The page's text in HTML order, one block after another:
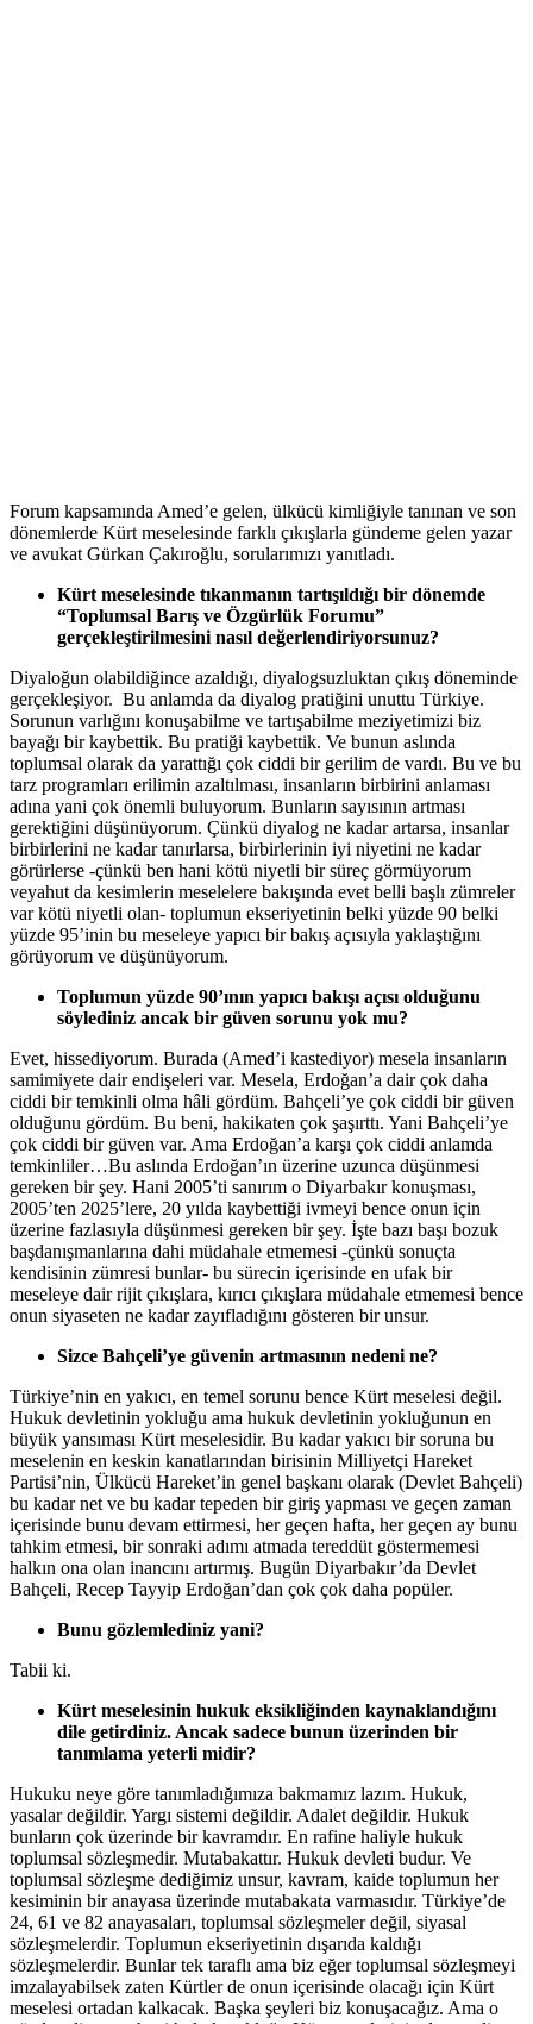
Forum kapsamında Amed’e gelen, ülkücü kimliğiyle tanınan ve son
dönemlerde Kürt meselesinde farklı çıkışlarla gündeme gelen yazar
ve avukat Gürkan Çakıroğlu, sorularımızı yanıtladı.
Kürt meselesinde tıkanmanın tartışıldığı bir dönemde
“Toplumsal Barış ve Özgürlük Forumu”
gerçekleştirilmesini nasıl değerlendiriyorsunuz?
Diyaloğun olabildiğince azaldığı, diyalogsuzluktan çıkış döneminde
gerçekleşiyor. Bu anlamda da diyalog pratiğini unuttu Türkiye.
Sorunun varlığını konuşabilme ve tartışabilme meziyetimizi biz
bayağı bir kaybettik. Bu pratiği kaybettik. Ve bunun aslında
toplumsal olarak da yarattığı çok ciddi bir gerilim de vardı. Bu ve bu
tarz programları erilimin azaltılması, insanların birbirini anlaması
adına yani çok önemli buluyorum. Bunların sayısının artması
gerektiğini düşünüyorum. Çünkü diyalog ne kadar artarsa, insanlar
birbirlerini ne kadar tanırlarsa, birbirlerinin iyi niyetini ne kadar
görürlerse -çünkü ben hani kötü niyetli bir süreç görmüyorum
veyahut da kesimlerin meselelere bakışında evet belli başlı zümreler
var kötü niyetli olan- toplumun ekseriyetinin belki yüzde 90 belki
yüzde 95’inin bu meseleye yapıcı bir bakış açısıyla yaklaştığını
görüyorum ve düşünüyorum.
Toplumun yüzde 90’ının yapıcı bakışı açısı olduğunu
söylediniz ancak bir güven sorunu yok mu?
Evet, hissediyorum. Burada (Amed’i kastediyor) mesela insanların
samimiyete dair endişeleri var. Mesela, Erdoğan’a dair çok daha
ciddi bir temkinli olma hâli gördüm. Bahçeli’ye çok ciddi bir güven
olduğunu gördüm. Bu beni, hakikaten çok şaşırttı. Yani Bahçeli’ye
çok ciddi bir güven var. Ama Erdoğan’a karşı çok ciddi anlamda
temkinliler…Bu aslında Erdoğan’ın üzerine uzunca düşünmesi
gereken bir şey. Hani 2005’ti sanırım o Diyarbakır konuşması,
2005’ten 2025’lere, 20 yılda kaybettiği ivmeyi bence onun için
üzerine fazlasıyla düşünmesi gereken bir şey. İşte bazı başı bozuk
başdanışmanlarına dahi müdahale etmemesi -çünkü sonuçta
kendisinin zümresi bunlar- bu sürecin içerisinde en ufak bir
meseleye dair rijit çıkışlara, kırıcı çıkışlara müdahale etmemesi bence
onun siyaseten ne kadar zayıfladığını gösteren bir unsur.
Sizce Bahçeli’ye güvenin artmasının nedeni ne?
Türkiye’nin en yakıcı, en temel sorunu bence Kürt meselesi değil.
Hukuk devletinin yokluğu ama hukuk devletinin yokluğunun en
büyük yansıması Kürt meselesidir. Bu kadar yakıcı bir soruna bu
meselenin en keskin kanatlarından birisinin Milliyetçi Hareket
Partisi’nin, Ülkücü Hareket’in genel başkanı olarak (Devlet Bahçeli)
bu kadar net ve bu kadar tepeden bir giriş yapması ve geçen zaman
içerisinde bunu devam ettirmesi, her geçen hafta, her geçen ay bunu
tahkim etmesi, bir sonraki adımı atmada tereddüt göstermemesi
halkın ona olan inancını artırmış. Bugün Diyarbakır’da Devlet
Bahçeli, Recep Tayyip Erdoğan’dan çok çok daha popüler.
Bunu gözlemlediniz yani?
Tabii ki.
Kürt meselesinin hukuk eksikliğinden kaynaklandığını
dile getirdiniz. Ancak sadece bunun üzerinden bir
tanımlama yeterli midir?
Hukuku neye göre tanımladığımıza bakmamız lazım. Hukuk,
yasalar değildir. Yargı sistemi değildir. Adalet değildir. Hukuk
bunların çok üzerinde bir kavramdır. En rafine haliyle hukuk
toplumsal sözleşmedir. Mutabakattır. Hukuk devleti budur. Ve
toplumsal sözleşme dediğimiz unsur, kavram, kaide toplumun her
kesiminin bir anayasa üzerinde mutabakata varmasıdır. Türkiye’de
24, 61 ve 82 anayasaları, toplumsal sözleşmeler değil, siyasal
sözleşmelerdir. Toplumun ekseriyetinin dışarıda kaldığı
sözleşmelerdir. Bunlar tek taraflı ama biz eğer toplumsal sözleşmeyi
imzalayabilsek zaten Kürtler de onun içerisinde olacağı için Kürt
meselesi ortadan kalkacak. Başka şeyleri biz konuşacağız. Ama o